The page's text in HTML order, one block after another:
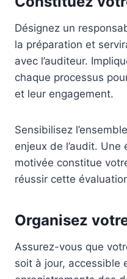
Désignez un
la préparation et
avec l’auditeur.
chaque processus
et leur engagement.
Sensibilisez
enjeux de l’audit.
motivée constitue
réussir cette
Organisez
Assurez-vous que
soit à jour, accessible